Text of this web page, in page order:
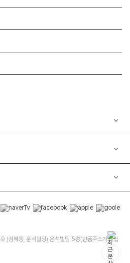
성북동, 운석빌딩) 운석빌딩 5층(반품주소가 아닙